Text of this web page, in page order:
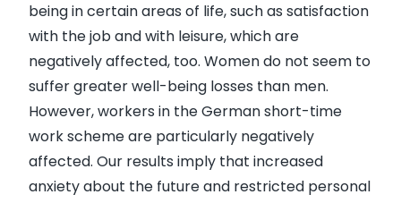
being in certain areas of life, such as satisfaction
with the job and with leisure, which are
negatively affected, too. Women do not seem to
suffer greater well-being losses than men.
However, workers in the German short-time
work scheme are particularly negatively
affected. Our results imply that increased
anxiety about the future and restricted personal